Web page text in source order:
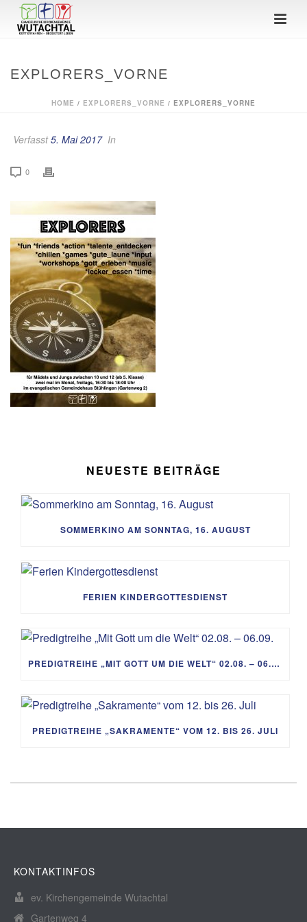
EXPLORERS_VORNE
HOME / EXPLORERS_VORNE / EXPLORERS_VORNE
Verfasst5. Mai 2017 In
0
NEUESTE BEITRÄGE
SOMMERKINO AM SONNTAG, 16. AUGUST
FERIEN KINDERGOTTESDIENST
PREDIGTREIHE „MIT GOTT UM DIE WELT“ 02.08. – 06.09.
PREDIGTREIHE „SAKRAMENTE“ VOM 12. BIS 26. JULI
KONTAKTINFOS
ev. Kirchengemeinde Wutachtal
Gartenweg 4